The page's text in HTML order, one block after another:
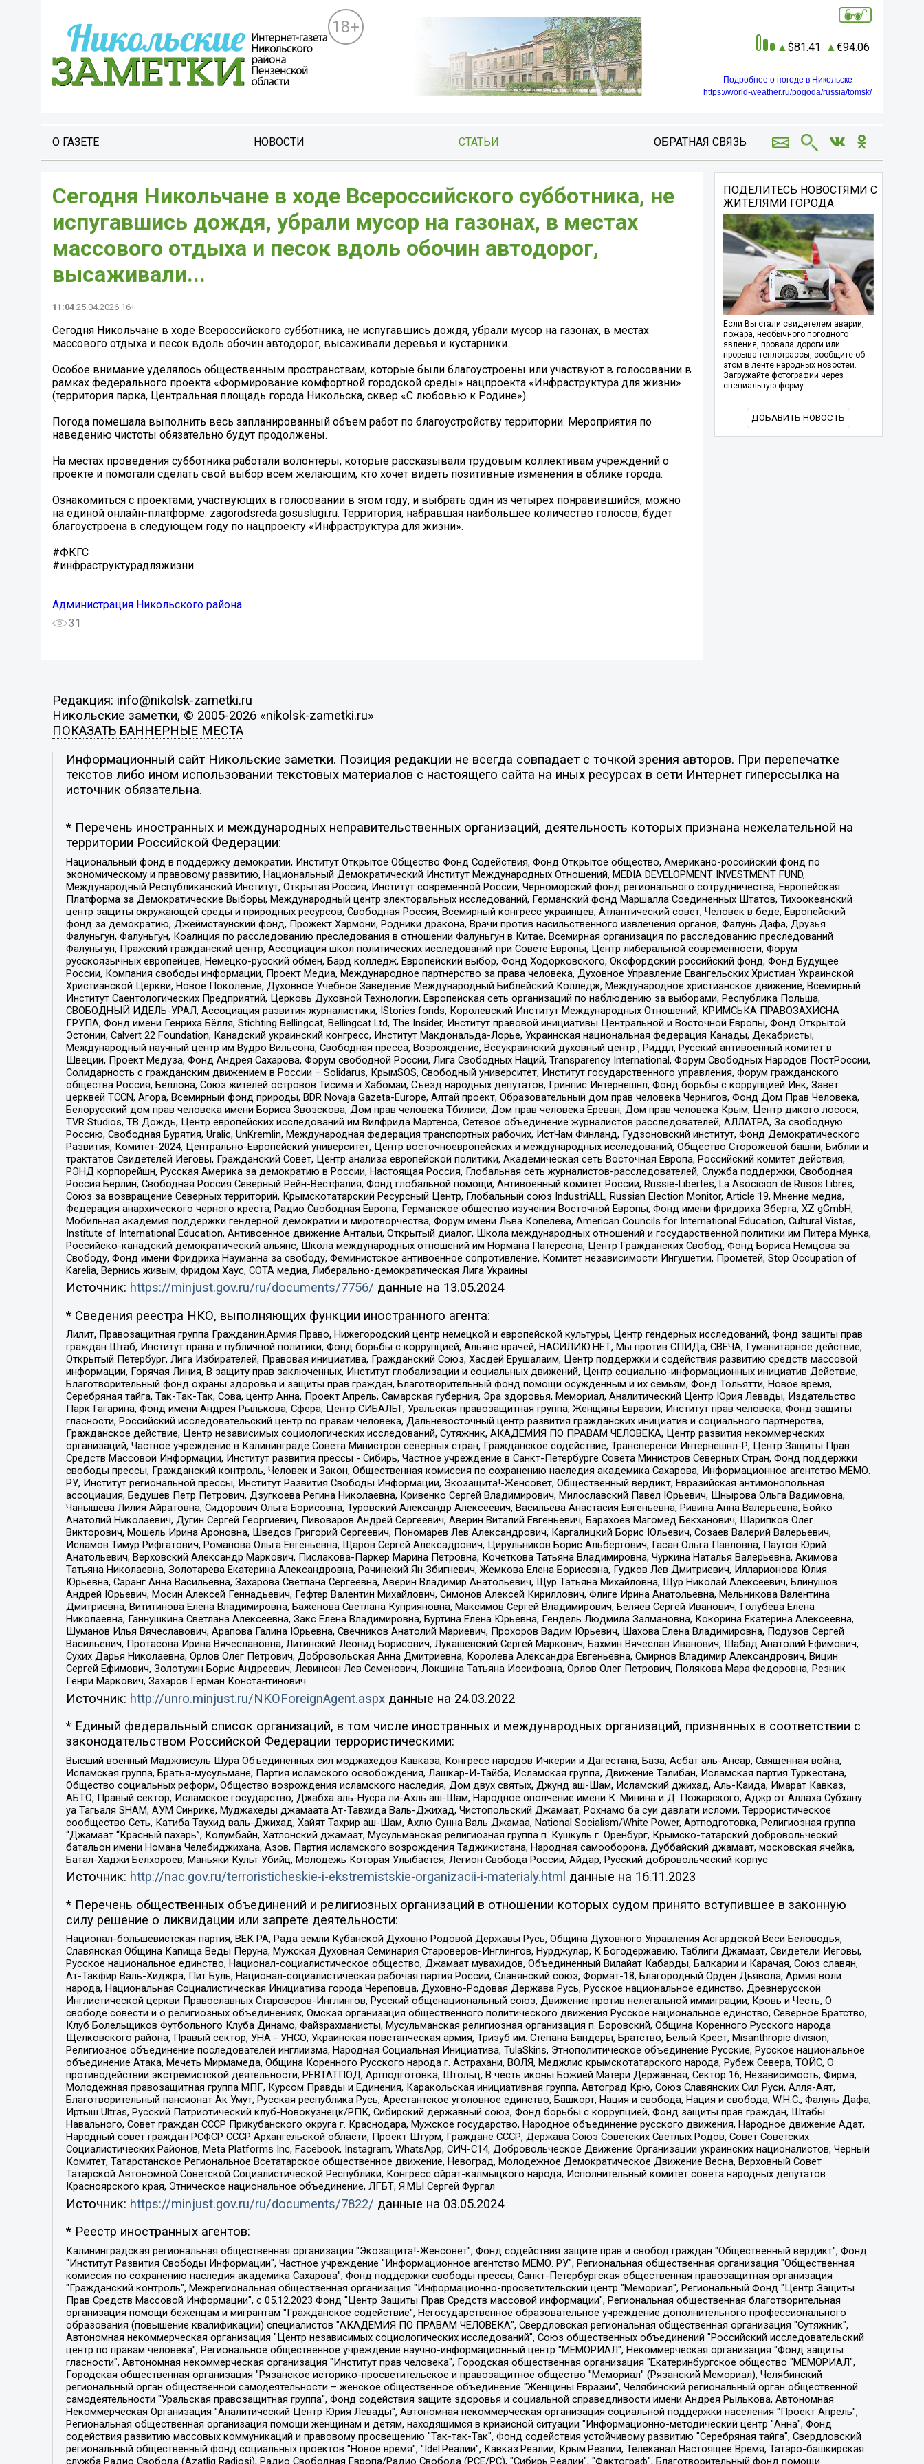
18+
81.41 94.06
Подробнее о погоде в Никольске
https://world-weather.ru/pogoda/russia/tomsk/
О ГАЗЕТЕ НОВОСТИ СТАТЬИ ОБРАТНАЯ СВЯЗЬ
Сегодня Никольчане в ходе Всероссийского субботника, не
испугавшись дождя, убрали мусор на газонах, в местах
массового отдыха и песок вдоль обочин автодорог,
высаживали...
11:04 25.04.2026 16+
Сегодня Никольчане в ходе Всероссийского субботника, не испугавшись дождя, убрали мусор на газонах, в местах
массового отдыха и песок вдоль обочин автодорог, высаживали деревья и кустарники.
Особое внимание уделялось общественным пространствам, которые были благоустроены или участвуют в голосовании в
рамках федерального проекта «Формирование комфортной городской среды» нацпроекта «Инфраструктура для жизни»
(территория парка, Центральная площадь города Никольска, сквер «С любовью к Родине»).
Погода помешала выполнить весь запланированный объем работ по благоустройству территории. Мероприятия по
наведению чистоты обязательно будут продолжены.
На местах проведения субботника работали волонтеры, которые рассказывали трудовым коллективам учреждений о
проекте и помогали сделать свой выбор всем желающим, кто хочет видеть позитивные изменения в облике города.
Ознакомиться с проектами, участвующих в голосовании в этом году, и выбрать один из четырёх понравившийся, можно
на единой онлайн-платформе: zagorodsreda.gosuslugi.ru. Территория, набравшая наибольшее количество голосов, будет
благоустроена в следующем году по нацпроекту «Инфраструктура для жизни».
#ФКГС
#инфраструктурадляжизни
Администрация Никольского района
31
ПОДЕЛИТЕСЬ НОВОСТЯМИ С
ЖИТЕЛЯМИ ГОРОДА
Если Вы стали свидетелем аварии,
пожара, необычного погодного
явления, провала дороги или
прорыва теплотрассы, сообщите об
этом в ленте народных новостей.
Загружайте фотографии через
специальную форму.
ДОБАВИТЬ НОВОСТЬ
Редакция: info@nikolsk-zametki.ru
Никольские заметки, © 2005-2026 «nikolsk-zametki.ru»
ПОКАЗАТЬ БАННЕРНЫЕ МЕСТА
Информационный сайт Никольские заметки. Позиция редакции не всегда совпадает с точкой зрения авторов. При перепечатке
текстов либо ином использовании текстовых материалов с настоящего сайта на иных ресурсах в сети Интернет гиперссылка на
источник обязательна.
* Перечень иностранных и международных неправительственных организаций, деятельность которых признана нежелательной на
территории Российской Федерации:
Национальный фонд в поддержку демократии, Институт Открытое Общество Фонд Содействия, Фонд Открытое общество, Американо-российский фонд по
экономическому и правовому развитию, Национальный Демократический Институт Международных Отношений, MEDIA DEVELOPMENT INVESTMENT FUND,
Международный Республиканский Институт, Открытая Россия, Институт современной России, Черноморский фонд регионального сотрудничества, Европейская
Платформа за Демократические Выборы, Международный центр электоральных исследований, Германский фонд Маршалла Соединенных Штатов, Тихоокеанский
центр защиты окружающей среды и природных ресурсов, Свободная Россия, Всемирный конгресс украинцев, Атлантический совет, Человек в беде, Европейский
фонд за демократию, Джеймстаунский фонд, Прожект Хармони, Родники дракона, Врачи против насильственного извлечения органов, Фалунь Дафа, Друзья
Фалуньгун, Фалуньгун, Коалиция по расследованию преследования в отношении Фалуньгун в Китае, Всемирная организация по расследованию преследований
Фалуньгун, Пражский гражданский центр, Ассоциация школ политических исследований при Совете Европы, Центр либеральной современности, Форум
русскоязычных европейцев, Немецко-русский обмен, Бард колледж, Европейский выбор, Фонд Ходорковского, Оксфордский российский фонд, Фонд Будущее
России, Компания свободы информации, Проект Медиа, Международное партнерство за права человека, Духовное Управление Евангельских Христиан Украинской
Христианской Церкви, Новое Поколение, Духовное Учебное Заведение Международный Библейский Колледж, Международное христианское движение, Всемирный
Институт Саентологических Предприятий, Церковь Духовной Технологии, Европейская сеть организаций по наблюдению за выборами, Республика Польша,
СВОБОДНЫЙ ИДЕЛЬ-УРАЛ, Ассоциация развития журналистики, IStories fonds, Королевский Институт Международных Отношений, КРИМСЬКА ПРАВОЗАХИСНА
ГРУПА, Фонд имени Генриха Бёлля, Stichting Bellingcat, Bellingcat Ltd, The Insider, Институт правовой инициативы Центральной и Восточной Европы, Фонд Открытой
Эстонии, Calvert 22 Foundation, Канадский украинский конгресс, Институт Макдональда-Лорье, Украинская национальная федерация Канады, Декабристы,
Международный научный центр им Вудро Вильсона, Свободная пресса, Возрождение, Всеукраинский духовный центр , Риддл, Русский антивоенный комитет в
Швеции, Проект Медуза, Фонд Андрея Сахарова, Форум свободной России, Лига Свободных Наций, Transparеncy International, Форум Свободных Народов ПостРоссии,
Солидарность с гражданским движением в России – Solidarus, КрымSOS, Свободный университет, Институт государственного управления, Форум гражданского
общества Россия, Беллона, Союз жителей островов Тисима и Хабомаи, Съезд народных депутатов, Гринпис Интернешнл, Фонд борьбы с коррупцией Инк, Завет
церквей TCCN, Агора, Всемирный фонд природы, BDR Novaja Gazeta-Europe, Алтай проект, Образовательный дом прав человека Чернигов, Фонд Дом Прав Человека,
Белорусский дом прав человека имени Бориса Звозскова, Дом прав человека Тбилиси, Дом прав человека Ереван, Дом прав человека Крым, Центр дикого лосося,
TVR Studios, ТВ Дождь, Центр европейских исследований им Вилфрида Мартенса, Сетевое объединение журналистов расследователей, АЛЛАТРА, За свободную
Россию, Свободная Бурятия, Uralic, UnKremlin, Международная федерация транспортных рабочих, ИстЧам Финланд, Гудзоновский институт, Фонд Демократического
Развития, Комитет-2024, Центрально-Европейский университет, Центр восточноевропейских и международных исследований, Общество Сторожевой башни, Библии и
трактатов Свидетелей Иеговы, Гражданский Совет, Центр анализа европейской политики, Академическая сеть Восточная Европа, Российский комитет действия,
РЭНД корпорейшн, Русская Америка за демократию в России, Настоящая Россия, Глобальная сеть журналистов-расследователей, Служба поддержки, Свободная
Россия Берлин, Свободная Россия Северный Рейн-Вестфалия, Фонд глобальной помощи, Антивоенный комитет России, Russie-Libertes, La Asocicion de Rusos Libres,
Союз за возвращение Северных территорий, Крымскотатарский Ресурсный Центр, Глобальный союз IndustriALL, Russian Election Monitor, Article 19, Мнение медиа,
Федерация анархического черного креста, Радио Свободная Европа, Германское общество изучения Восточной Европы, Фонд имени Фридриха Эберта, XZ gGmbH,
Мобильная академия поддержки гендерной демократии и миротворчества, Форум имени Льва Копелева, American Councils for International Education, Cultural Vistas,
Institute of International Education, Антивоенное движение Антальи, Открытый диалог, Школа международных отношений и государственной политики им Питера Мунка,
Российско-канадский демократический альянс, Школа международных отношений им Нормана Патерсона, Центр Гражданских Свобод, Фонд Бориса Немцова за
Свободу, Фонд имени Фридриха Науманна за свободу, Феминистское антивоенное сопротивление, Комитет независимости Ингушетии, Прометей, Stop Occupation of
Karelia, Вернись живым, Фридом Хаус, СОТА медиа, Либерально-демократическая Лига Украины
Источник: https://minjust.gov.ru/ru/documents/7756/ данные на 13.05.2024
* Сведения реестра НКО, выполняющих функции иностранного агента:
Лилит, Правозащитная группа Гражданин.Армия.Право, Нижегородский центр немецкой и европейской культуры, Центр гендерных исследований, Фонд защиты прав
граждан Штаб, Институт права и публичной политики, Фонд борьбы с коррупцией, Альянс врачей, НАСИЛИЮ.НЕТ, Мы против СПИДа, СВЕЧА, Гуманитарное действие,
Открытый Петербург, Лига Избирателей, Правовая инициатива, Гражданский Союз, Хасдей Ерушалаим, Центр поддержки и содействия развитию средств массовой
информации, Горячая Линия, В защиту прав заключенных, Институт глобализации и социальных движений, Центр социально-информационных инициатив Действие,
Благотворительный фонд охраны здоровья и защиты прав граждан, Благотворительный фонд помощи осужденным и их семьям, Фонд Тольятти, Новое время,
Серебряная тайга, Так-Так-Так, Сова, центр Анна, Проект Апрель, Самарская губерния, Эра здоровья, Мемориал, Аналитический Центр Юрия Левады, Издательство
Парк Гагарина, Фонд имени Андрея Рылькова, Сфера, Центр СИБАЛЬТ, Уральская правозащитная группа, Женщины Евразии, Институт прав человека, Фонд защиты
гласности, Российский исследовательский центр по правам человека, Дальневосточный центр развития гражданских инициатив и социального партнерства,
Гражданское действие, Центр независимых социологических исследований, Сутяжник, АКАДЕМИЯ ПО ПРАВАМ ЧЕЛОВЕКА, Центр развития некоммерческих
организаций, Частное учреждение в Калининграде Совета Министров северных стран, Гражданское содействие, Трансперенси Интернешнл-Р, Центр Защиты Прав
Средств Массовой Информации, Институт развития прессы - Сибирь, Частное учреждение в Санкт-Петербурге Совета Министров Северных Стран, Фонд поддержки
свободы прессы, Гражданский контроль, Человек и Закон, Общественная комиссия по сохранению наследия академика Сахарова, Информационное агентство МЕМО.
РУ, Институт региональной прессы, Институт Развития Свободы Информации, Экозащита!-Женсовет, Общественный вердикт, Евразийская антимонопольная
ассоциация, Бедушев Петр Петрович, Дзугкоева Регина Николаевна, Кривенко Сергей Владимирович, Милославский Павел Юрьевич, Шнырова Ольга Вадимовна,
Чанышева Лилия Айратовна, Сидорович Ольга Борисовна, Туровский Александр Алексеевич, Васильева Анастасия Евгеньевна, Ривина Анна Валерьевна, Бойко
Анатолий Николаевич, Дугин Сергей Георгиевич, Пивоваров Андрей Сергеевич, Аверин Виталий Евгеньевич, Барахоев Магомед Бекханович, Шарипков Олег
Викторович, Мошель Ирина Ароновна, Шведов Григорий Сергеевич, Пономарев Лев Александрович, Каргалицкий Борис Юльевич, Созаев Валерий Валерьевич,
Исламов Тимур Рифгатович, Романова Ольга Евгеньевна, Щаров Сергей Алексадрович, Цирульников Борис Альбертович, Гасан Ольга Павловна, Паутов Юрий
Анатольевич, Верховский Александр Маркович, Пислакова-Паркер Марина Петровна, Кочеткова Татьяна Владимировна, Чуркина Наталья Валерьевна, Акимова
Татьяна Николаевна, Золотарева Екатерина Александровна, Рачинский Ян Збигневич, Жемкова Елена Борисовна, Гудков Лев Дмитриевич, Илларионова Юлия
Юрьевна, Саранг Анна Васильевна, Захарова Светлана Сергеевна, Аверин Владимир Анатольевич, Щур Татьяна Михайловна, Щур Николай Алексеевич, Блинушов
Андрей Юрьевич, Мосин Алексей Геннадьевич, Гефтер Валентин Михайлович, Симонов Алексей Кириллович, Флиге Ирина Анатольевна, Мельникова Валентина
Дмитриевна, Вититинова Елена Владимировна, Баженова Светлана Куприяновна, Максимов Сергей Владимирович, Беляев Сергей Иванович, Голубева Елена
Николаевна, Ганнушкина Светлана Алексеевна, Закс Елена Владимировна, Буртина Елена Юрьевна, Гендель Людмила Залмановна, Кокорина Екатерина Алексеевна,
Шуманов Илья Вячеславович, Арапова Галина Юрьевна, Свечников Анатолий Мариевич, Прохоров Вадим Юрьевич, Шахова Елена Владимировна, Подузов Сергей
Васильевич, Протасова Ирина Вячеславовна, Литинский Леонид Борисович, Лукашевский Сергей Маркович, Бахмин Вячеслав Иванович, Шабад Анатолий Ефимович,
Сухих Дарья Николаевна, Орлов Олег Петрович, Добровольская Анна Дмитриевна, Королева Александра Евгеньевна, Смирнов Владимир Александрович, Вицин
Сергей Ефимович, Золотухин Борис Андреевич, Левинсон Лев Семенович, Локшина Татьяна Иосифовна, Орлов Олег Петрович, Полякова Мара Федоровна, Резник
Генри Маркович, Захаров Герман Константинович
Источник: http://unro.minjust.ru/NKOForeignAgent.aspxданные на 24.03.2022
* Единый федеральный список организаций, в том числе иностранных и международных организаций, признанных в соответствии с
законодательством Российской Федерации террористическими:
Высший военный Маджлисуль Шура Объединенных сил моджахедов Кавказа, Конгресс народов Ичкерии и Дагестана, База, Асбат аль-Ансар, Священная война,
Исламская группа, Братья-мусульмане, Партия исламского освобождения, Лашкар-И-Тайба, Исламская группа, Движение Талибан, Исламская партия Туркестана,
Общество социальных реформ, Общество возрождения исламского наследия, Дом двух святых, Джунд аш-Шам, Исламский джихад, Аль-Каида, Имарат Кавказ,
АБТО, Правый сектор, Исламское государство, Джабха аль-Нусра ли-Ахль аш-Шам, Народное ополчение имени К. Минина и Д. Пожарского, Аджр от Аллаха Субхану
уа Тагьаля SHAM, АУМ Синрике, Муджахеды джамаата Ат-Тавхида Валь-Джихад, Чистопольский Джамаат, Рохнамо ба суи давлати исломи, Террористическое
сообщество Сеть, Катиба Таухид валь-Джихад, Хайят Тахрир аш-Шам, Ахлю Сунна Валь Джамаа, National Socialism/White Power, Артподготовка, Религиозная группа
“Джамаат “Красный пахарь”, Колумбайн, Хатлонский джамаат, Мусульманская религиозная группа п. Кушкуль г. Оренбург, Крымско-татарский добровольческий
батальон имени Номана Челебиджихана, Азов, Партия исламского возрождения Таджикистана, Народная самооборона, Дуббайский джамаат, московская ячейка,
Батал-Хаджи Белхороев, Маньяки Культ Убийц, Молодёжь Которая Улыбается, Легион Свобода России, Айдар, Русский добровольческий корпус
Источник: http://nac.gov.ru/terroristicheskie-i-ekstremistskie-organizacii-i-materialy.html данные на 16.11.2023
* Перечень общественных объединений и религиозных организаций в отношении которых судом принято вступившее в законную
силу решение о ликвидации или запрете деятельности:
Национал-большевистская партия, ВЕК РА, Рада земли Кубанской Духовно Родовой Державы Русь, Община Духовного Управления Асгардской Веси Беловодья,
Славянская Община Капища Веды Перуна, Мужская Духовная Семинария Староверов-Инглингов, Нурджулар, К Богодержавию, Таблиги Джамаат, Свидетели Иеговы,
Русское национальное единство, Национал-социалистическое общество, Джамаат мувахидов, Объединенный Вилайат Кабарды, Балкарии и Карачая, Союз славян,
Ат-Такфир Валь-Хиджра, Пит Буль, Национал-социалистическая рабочая партия России, Славянский союз, Формат-18, Благородный Орден Дьявола, Армия воли
народа, Национальная Социалистическая Инициатива города Череповца, Духовно-Родовая Держава Русь, Русское национальное единство, Древнерусской
Инглистической церкви Православных Староверов-Инглингов, Русский общенациональный союз, Движение против нелегальной иммиграции, Кровь и Честь, О
свободе совести и о религиозных объединениях, Омская организация общественного политического движения Русское национальное единство, Северное Братство,
Клуб Болельщиков Футбольного Клуба Динамо, Файзрахманисты, Мусульманская религиозная организация п. Боровский, Община Коренного Русского народа
Щелковского района, Правый сектор, УНА - УНСО, Украинская повстанческая армия, Тризуб им. Степана Бандеры, Братство, Белый Крест, Misanthropic division,
Религиозное объединение последователей инглиизма, Народная Социальная Инициатива, TulaSkins, Этнополитическое объединение Русские, Русское национальное
объединение Атака, Мечеть Мирмамеда, Община Коренного Русского народа г. Астрахани, ВОЛЯ, Меджлис крымскотатарского народа, Рубеж Севера, ТОЙС, О
противодействии экстремистской деятельности, РЕВТАТПОД, Артподготовка, Штольц, В честь иконы Божией Матери Державная, Сектор 16, Независимость, Фирма,
Молодежная правозащитная группа МПГ, Курсом Правды и Единения, Каракольская инициативная группа, Автоград Крю, Союз Славянских Сил Руси, Алля-Аят,
Благотворительный пансионат Ак Умут, Русская республика Русь, Арестантское уголовное единство, Башкорт, Нация и свобода, Нация и свобода, W.H.С., Фалунь Дафа,
Иртыш Ultras, Русский Патриотический клуб-Новокузнецк/РПК, Сибирский державный союз, Фонд борьбы с коррупцией, Фонд защиты прав граждан, Штабы
Навального, Совет граждан СССР Прикубанского округа г. Краснодара, Мужское государство, Народное объединение русского движения, Народное движение Адат,
Народный совет граждан РСФСР СССР Архангельской области, Проект Штурм, Граждане СССР, Держава Союз Советских Светлых Родов, Совет Советских
Социалистических Районов, Meta Platforms Inc, Facebook, Instagram, WhatsApp, СИЧ-С14, Добровольческое Движение Организации украинских националистов, Черный
Комитет, Татарстанское Региональное Всетатарское общественное движение, Невоград, Молодежное Демократическое Движение Весна, Верховный Совет
Татарской Автономной Советской Социалистической Республики, Конгресс ойрат-калмыцкого народа, Исполнительный комитет совета народных депутатов
Красноярского края, Этническое национальное объединение, ЛГБТ, Я.МЫ Сергей Фургал
Источник: https://minjust.gov.ru/ru/documents/7822/ данные на 03.05.2024
* Реестр иностранных агентов:
Калининградская региональная общественная организация "Экозащита!-Женсовет", Фонд содействия защите прав и свобод граждан "Общественный вердикт", Фонд "Институт Развития Свободы Информации", Частное учреждение "Информационное агентство МЕМО. РУ", Региональная общественная организация "Общественная комиссия по сохранению наследия академика Сахарова", Фонд поддержки свободы прессы, Санкт-Петербургская общественная правозащитная организация "Гражданский контроль", Межрегиональная общественная организация "Информационно-просветительский центр "Мемориал", Региональный Фонд "Центр Защиты Прав Средств Массовой Информации", с 05.12.2023 Фонд "Центр Защиты Прав Средств массовой информации", Региональная общественная благотворительная организация помощи беженцам и мигрантам "Гражданское содействие", Негосударственное образовательное учреждение дополнительного профессионального образования (повышение квалификации) специалистов "АКАДЕМИЯ ПО ПРАВАМ ЧЕЛОВЕКА", Свердловская региональная общественная организация "Сутяжник", Автономная некоммерческая организация "Центр независимых социологических исследований", Союз общественных объединений "Российский исследовательский центр по правам человека", Региональное общественное учреждение научно-информационный центр "МЕМОРИАЛ", Некоммерческая организация "Фонд защиты гласности", Автономная некоммерческая организация "Институт прав человека", Городская общественная организация "Екатеринбургское общество "МЕМОРИАЛ", Городская общественная организация "Рязанское историко-просветительское и правозащитное общество "Мемориал" (Рязанский Мемориал), Челябинский региональный орган общественной самодеятельности – женское общественное объединение "Женщины Евразии", Челябинский региональный орган общественной самодеятельности "Уральская правозащитная группа", Фонд содействия защите здоровья и социальной справедливости имени Андрея Рылькова, Автономная Некоммерческая Организация "Аналитический Центр Юрия Левады", Автономная некоммерческая организация социальной поддержки населения "Проект Апрель", Региональная общественная организация помощи женщинам и детям, находящимся в кризисной ситуации "Информационно-методический центр "Анна", Фонд содействия развитию массовых коммуникаций и правовому просвещению "Так-так-Так", Фонд содействия устойчивому развитию "Серебряная тайга", Свердловский региональный общественный фонд социальных проектов "Новое время", "Idel.Реалии", Кавказ.Реалии, Крым.Реалии, Телеканал Настоящее Время, Татаро-башкирская служба Радио Свобода (Azatliq Radiosi), Радио Свободная Европа/Радио Свобода (PCE/PC), "Сибирь.Реалии", "Фактограф", Благотворительный фонд помощи осужденным и их семьям, Автономная некоммерческая организация "Институт глобализации и социальных движений", Фонд "В защиту прав заключенных", Частное учреждение "Центр поддержки и содействия развитию средств массовой информации", Пензенский региональный общественный благотворительный фонд "Гражданский союз", "Север.Реалии", Некоммерческая организация Фонд "Правовая инициатива", Общество с ограниченной ответственностью "Радио Свободная Европа/Радио Свобода", Чешское информационное агентство "MEDIUM-ORIENT", Красноярская региональная общественная организация "Мы против СПИДа", Камалягин Денис Николаевич, Маркелов Сергей Евгеньевич, Пономарев Лев Александрович, Савицкая Людмила Алексеевна, Автономная некоммерческая организация "Центр по работе с проблемой насилия "НАСИЛИЮ.НЕТ", Межрегиональный профессиональный союз работников здравоохранения "Альянс врачей", Юридическое лицо, зарегистрированное в Латвийской Республике, SIA "Medusa Project" (регистрационный номер 40103797863, дата регистрации 10.06.2014), Некоммерческая организация "Фонд по борьбе с коррупцией", Автономная некоммерческая организация "Институт права и публичной политики", Баданин Роман Сергеевич, Гликин Максим Александрович, Железнова Мария Михайловна, Лукьянова Юлия Сергеевна, Маетная Елизавета Витальевна, Маняхин Петр Борисович, Чуракова Ольга Владимировна, Ярош Юлия Петровна, Юридическое лицо "The Insider SIA", зарегистрированное в Риге, Латвийская Республика (дата регистрации 26.06.2015), являющееся администратором доменного имени интернет-издания "The Insider SIA", https://theins.ru, Постернак Алексей Евгеньевич, Рубин Михаил Аркадьевич, Анин Роман Александрович, Юридическое лицо Istories fonds, зарегистрированное в Латвийской Республике (регистрационный номер 50008295751, дата регистрации 24.02.2020), Великовский Дмитрий Александрович, Долинина Ирина Николаевна, Мароховская Алеся Алексеевна, Шлейнов Роман Юрьевич, Шмагун Олеся Валентиновна, Общество с ограниченной ответственностью "Альтаир 2021", Общество с ограниченной ответственностью "Вега 2021", Общество с ограниченной ответственностью "Главный редактор 2021", Общество с ограниченной ответственностью "Ромашки монолит", Важенков Артем Валерьевич, Ивановская областная общественная организация "Центр гендерных исследований", Гурман Юрий Альбертович, Медиапроект "ОВД-Инфо", Егоров Владимир Владимирович, Жилинский Владимир Александрович, Общество с ограниченной ответственностью "ЗП", Иванова София Юрьевна, Карезина Инна Павловна, Кильтау Екатерина Викторовна, Петров Алексей Викторович, Пискунов Сергей Евгеньевич, Смирнов Сергей Сергеевич, Тихонов Михаил Сергеевич, Общество с ограниченной ответственностью "ЖУРНАЛИСТ-ИНОСТРАННЫЙ АГЕНТ", Арапова Галина Юрьевна, Вольтская Татьяна Анатольевна, Американская компания "Mason G.E.S. Anonymous Foundation" (США), являющаяся владельцем интернет-издания https://mnews.world/, Компания "Stichting Bellingcat", зарегистрированная в Нидерландах (дата регистрации 11.07.2018), Захаров Андрей Вячеславович, Клепиковская Екатерина Дмитриевна, Общество с ограниченной ответственностью "МЕМО", Перл Роман Александрович, Симонов Евгений Алексеевич, Соловьева Елена Анатольевна, Сотников Даниил Владимирович, Сурначева Елизавета Дмитриевна, Автономная некоммерческая организация по защите прав человека и информированию населения "Якутия – Наше Мнение", Общество с ограниченной ответственностью "Москоу диджитал медиа", с 26.01.2023 Общество с ограниченной ответственностью "Чайка Белые сады", Ветошкина Валерия Валерьевна, Заговора Максим Александрович, Межрегиональное общественное движение "Российская ЛГБТ - сеть", Оленичев Максим Владимирович, Павлов Иван Юрьевич, Скворцова Елена Сергеевна, Общество с ограниченной ответственностью "Как бы инагент", Кочетков Игорь Викторович, Общество с ограниченной ответственностью "Честные выборы", Еланчик Олег Александрович, Общество с ограниченной ответственностью "Нобелевский призыв", Гималова Регина Эмилевна, Григорьев Андрей Валерьевич, Григорьева Алина Александровна, Ассоциация по содействию защите прав призывников, альтернативнослужащих и военнослужащих "Правозащитная группа "Гражданин.Армия.Право", Хисамова Регина Фаритовна, Автономная некоммерческая организация по реализации социально-правовых программ "Лилит", Дальневосточное общественное движение "Маяк", Санкт-Петербургская ЛГБТ-инициативная группа "Выход", Инициативная группа ЛГБТ+ "Реверс", Алексеев Андрей Викторович, Бекбулатова Таисия Львовна, Беляев Иван Михайлович, Владыкина Елена Сергеевна, Гельман Марат Александрович, Никульшина Вероника Юрьевна, Толоконникова Надежда Андреевна, Шендерович Виктор Анатольевич, Общество с ограниченной ответственностью "Данное сообщение", Общество с ограниченной ответственностью Издательский дом "Новая глава", Айнбиндер Александра Александровна, Московский комьюнити-центр для ЛГБТ+инициатив, Благотворительный фонд развития филантропии, Deutsche Welle (Германия, Kurt-Schumacher-Strasse 3, 53113 Bonn), Борзунова Мария Михайловна, Воробьев Виктор Викторович, Голубева Анна Львовна, Константинова Алла Михайловна, Малкова Ирина Владимировна, Мурадов Мурад Абдулгалимович, Осетинская Елизавета Николаевна, Понасенков Евгений Николаевич, Ганапольский Матвей Юрьевич, Киселев Евгений Алексеевич, Борухович Ирина Григорьевна, Дремин Иван Тимофеевич, Дубровский Дмитрий Викторович, Красноярская региональная общественная организация поддержки и развития альтернативных образовательных технологий и межкультурных коммуникаций "ИНТЕРРА", Маяковская Екатерина Алексеевна, Фейгин Марк Захарович, Филимонов Андрей Викторович, Дзугкоева Регина Николаевна, Доброхотов Роман Александрович, Дудь Юрий Александрович, Елкин Сергей Владимирович, Кругликов Кирилл Игоревич, Сабунаева Мария Леонидовна, Семенов Алексей Владимирович, Шаинян Карен Багратович, Шульман Екатерина Михайловна, Асафьев Артур Валерьевич, Вахштайн Виктор Семенович, Венедиктов Алексей Алексеевич, Лушникова Екатерина Евгеньевна, Волков Леонид Михайлович, Невзоров Александр Глебович, Пархоменко Сергей Борисович, Сироткин Ярослав Николаевич, Кара-Мурза Владимир Владимирович, Баранова Наталья Владимировна, Гозман Леонид Яковлевич, Кагарлицкий Борис Юльевич, Климарев Михаил Валерьевич, Милов Владимир Станиславович, Автономная некоммерческая организация Краснодарский центр современного искусства "Типография", Моргенштерн Алишер Тагирович, Соболь Любовь Эдуардовна, Общество с ограниченной ответственностью "ЛИЗА НОРМ", Каспаров Гарри Кимович, Ходорковский Михаил Борисович, Общество с ограниченной ответственностью "Апрельские тезисы", Данилович Ирина Брониславовна, Кашин Олег Владимирович, Петров Николай Владимирович, Пивоваров Алексей Владимирович, Соколов Михаил Владимирович, Цветкова Юлия Владимировна, Чичваркин Евгений Александрович, Комитет против пыток/Команда против пыток, Общество с ограниченной ответственностью "Первый научный", Общество с ограниченной ответственностью "Вертолет и ко", Белоцерковская Вероника Борисовна, Кац Максим Евгеньевич, Лазарева Татьяна Юрьевна, Шаведдинов Руслан Табризович, Яшин Илья Валерьевич, Общество с ограниченной ответственностью "Иноагент ААВ", Алешковский Дмитрий Петрович, Альбац Евгения Марковна, Быков Дмитрий Львович, Галямина Юлия Евгеньевна, Лойко Сергей Леонидович, Мартынов Кирилл Константинович, Медведев Сергей Александрович, Крашенинников Федор Геннадиевич, Гордеева Катерина Вл